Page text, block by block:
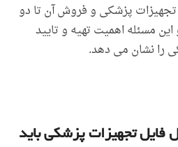
تجهیزات پزشکی و فروش آن تا دو
مسئله اهمیت تهیه و تایید
را نشان می دهد.
فایل تجهیزات پزشکی باید